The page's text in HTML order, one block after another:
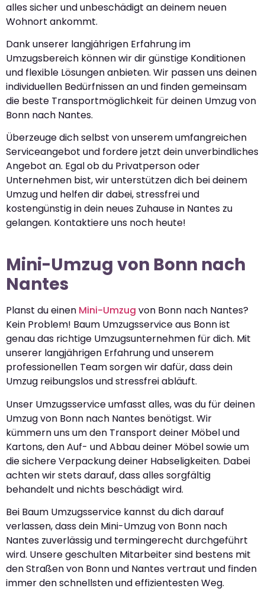
alles sicher und unbeschädigt an deinem neuen
Wohnort ankommt.
Dank unserer langjährigen Erfahrung im
Umzugsbereich können wir dir günstige Konditionen
und flexible Lösungen anbieten. Wir passen uns deinen
individuellen Bedürfnissen an und finden gemeinsam
die beste Transportmöglichkeit für deinen Umzug von
Bonn nach Nantes.
Überzeuge dich selbst von unserem umfangreichen
Serviceangebot und fordere jetzt dein unverbindliches
Angebot an. Egal ob du Privatperson oder
Unternehmen bist, wir unterstützen dich bei deinem
Umzug und helfen dir dabei, stressfrei und
kostengünstig in dein neues Zuhause in Nantes zu
gelangen. Kontaktiere uns noch heute!
Mini-Umzug von Bonn nach
Nantes
Planst du einen Mini-Umzug von Bonn nach Nantes?
Kein Problem! Baum Umzugsservice aus Bonn ist
genau das richtige Umzugsunternehmen für dich. Mit
unserer langjährigen Erfahrung und unserem
professionellen Team sorgen wir dafür, dass dein
Umzug reibungslos und stressfrei abläuft.
Unser Umzugsservice umfasst alles, was du für deinen
Umzug von Bonn nach Nantes benötigst. Wir
kümmern uns um den Transport deiner Möbel und
Kartons, den Auf- und Abbau deiner Möbel sowie um
die sichere Verpackung deiner Habseligkeiten. Dabei
achten wir stets darauf, dass alles sorgfältig
behandelt und nichts beschädigt wird.
Bei Baum Umzugsservice kannst du dich darauf
verlassen, dass dein Mini-Umzug von Bonn nach
Nantes zuverlässig und termingerecht durchgeführt
wird. Unsere geschulten Mitarbeiter sind bestens mit
den Straßen von Bonn und Nantes vertraut und finden
immer den schnellsten und effizientesten Weg.